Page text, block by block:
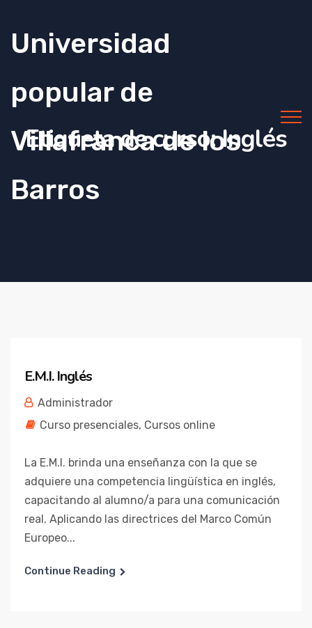
Universidad
popular de
Villafranca de los
Barros
Etiqueta de curso:Inglés
E.M.I. Inglés
Administrador
Curso presenciales, Cursos online
La E.M.I. brinda una enseñanza con la que se
adquiere una competencia lingüística en inglés,
capacitando al alumno/a para una comunicación
real. Aplicando las directrices del Marco Común
Europeo...
Continue Reading